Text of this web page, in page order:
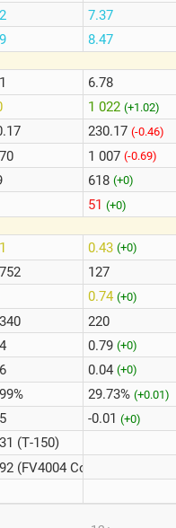
(Т-150)
(FV4004 Conway)
7.37
8.47
6.78
1 022 (+1.02)
230.17 (-0.46)
1 007 (-0.69)
618 (+0)
51 (+0)
0.43 (+0)
127
0.74 (+0)
220
0.79 (+0)
0.04 (+0)
29.73% (+0.01)
-0.01 (+0)